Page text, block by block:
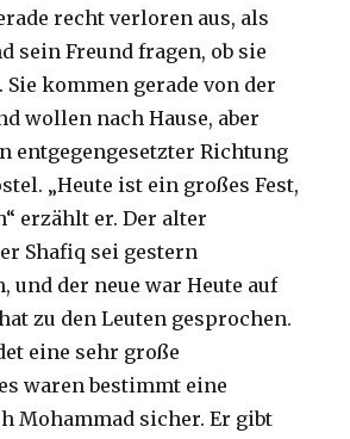
recht verloren aus, als
sein Freund fragen, ob sie
kommen gerade von der
wollen nach Hause, aber
entgegengesetzter Richtung
„Heute ist ein großes Fest,
erzählt er. Der alter
Shafiq sei gestern
und der neue war Heute auf
zu den Leuten gesprochen.
eine sehr große
waren bestimmt eine
Mohammad sicher. Er gibt